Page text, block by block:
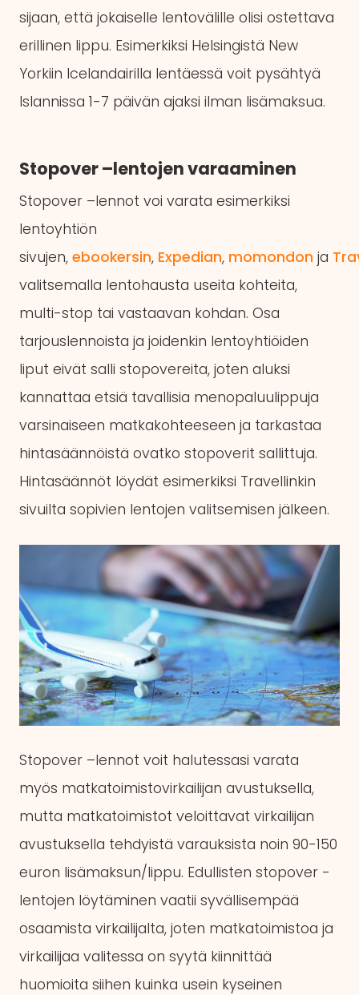
sijaan, että jokaiselle lentovälille olisi ostettava
erillinen lippu. Esimerkiksi Helsingistä New
Yorkiin Icelandairilla lentäessä voit pysähtyä
Islannissa 1-7 päivän ajaksi ilman lisämaksua.
Stopover –lentojen varaaminen
Stopover –lennot voi varata esimerkiksi
lentoyhtiön
sivujen, ebookersin, Expedian, momondon ja
valitsemalla lentohausta useita kohteita,
multi-stop tai vastaavan kohdan. Osa
tarjouslennoista ja joidenkin lentoyhtiöiden
liput eivät salli stopovereita, joten aluksi
kannattaa etsiä tavallisia menopaluulippuja
varsinaiseen matkakohteeseen ja tarkastaa
hintasäännöistä ovatko stopoverit sallittuja.
Hintasäännöt löydät esimerkiksi Travellinkin
sivuilta sopivien lentojen valitsemisen jälkeen.
Stopover –lennot voit halutessasi varata
myös matkatoimistovirkailijan avustuksella,
mutta matkatoimistot veloittavat virkailijan
avustuksella tehdyistä varauksista noin 90-150
euron lisämaksun/lippu. Edullisten stopover -
lentojen löytäminen vaatii syvällisempää
osaamista virkailijalta, joten matkatoimistoa ja
virkailijaa valitessa on syytä kiinnittää
huomioita siihen kuinka usein kyseinen